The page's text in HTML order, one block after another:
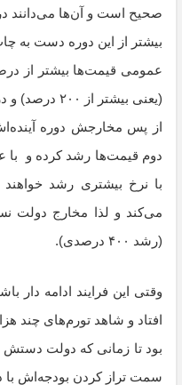
صحیح است و آن‌ها می‌دانند
بیشتر از این دوره دست به
عمومی قیمت‌ها بیشتر از
(یعنی بیشتر از
از پس مخارجش دوره آینده‌اش
دوم قیمت‌ها رشد کرده و با
با نرخ بیشتری رشد
می‌کند و لذا مخارج دولت
(رشد ۴۰۰ درصدی).
وقتی این فرایند ادامه دار
افتاد و شاهد تورم‌های چند
بود تا زمانی که دولت دستش
سمت تراز کردن بودجه‌اش با